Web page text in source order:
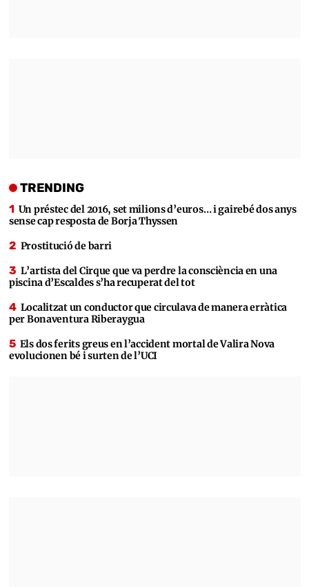
TRENDING
Un préstec del 2016, set milions d’euros… i gairebé dos anys
sense cap resposta de Borja Thyssen
Prostitució de barri
L’artista del Cirque que va perdre la consciència en una
piscina d’Escaldes s’ha recuperat del tot
Localitzat un conductor que circulava de manera erràtica
per Bonaventura Riberaygua
Els dos ferits greus en l’accident mortal de Valira Nova
evolucionen bé i surten de l’UCI